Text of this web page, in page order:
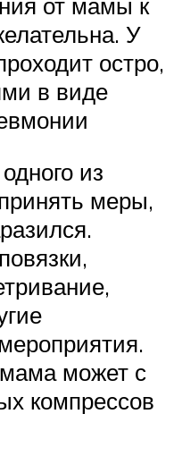
У
остро,
в виде
из
меры,
может с
компрессов